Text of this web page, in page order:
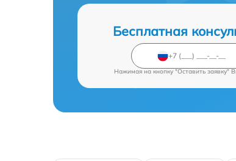
Бесплатная
Нажимая на кнопку "Оставить заявку"